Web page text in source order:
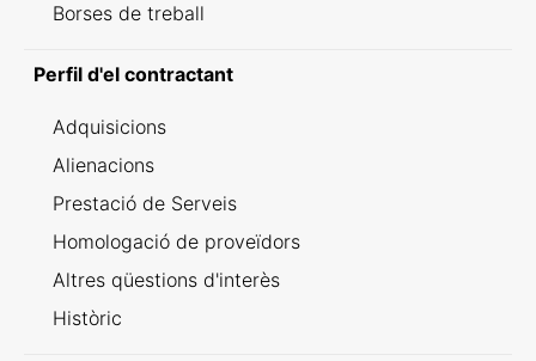
Borses de treball
Perfil d'el contractant
Adquisicions
Alienacions
Prestació de Serveis
Homologació de proveïdors
Altres qüestions d'interès
Històric